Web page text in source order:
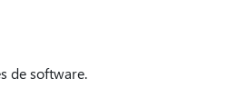
de software.